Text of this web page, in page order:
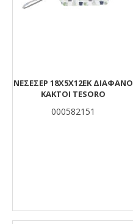
ΝΕΣΕΣΕΡ 18Χ5Χ12ΕΚ ΔΙΑΦΑΝΟ
ΚΑΚΤΟΙ TESORO
000582151